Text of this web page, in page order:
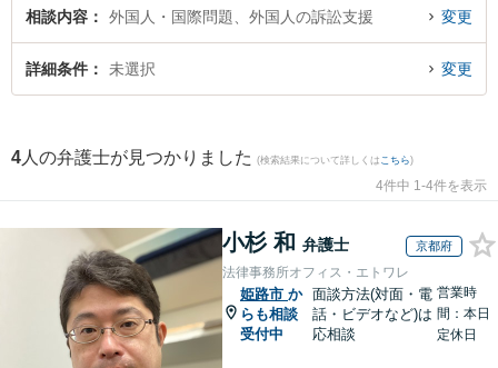
国人の訴訟支援のトラブル解決の実績豊富な近くの弁護士を検索したい』『初
回相談無料で外国人の訴訟支援を法律相談できる姫路市内の弁護士に相談予約
したい』などでお困りの相談者さんにおすすめです。
相談内容 外国人・国際問題、外国人の訴訟支援 変更
詳細条件 未選択 変更
4 人の弁護士が見つかりました (検索結果について詳しくは こちら)
4件中 1-4件を表示
小杉 和 弁護士 京都府
法律事務所オフィス・エトワレ
姫路市 か
らも相談
受付中
面談方法(対面・電
話・ビデオなど)は
応相談
営業時
間：本日
定休日